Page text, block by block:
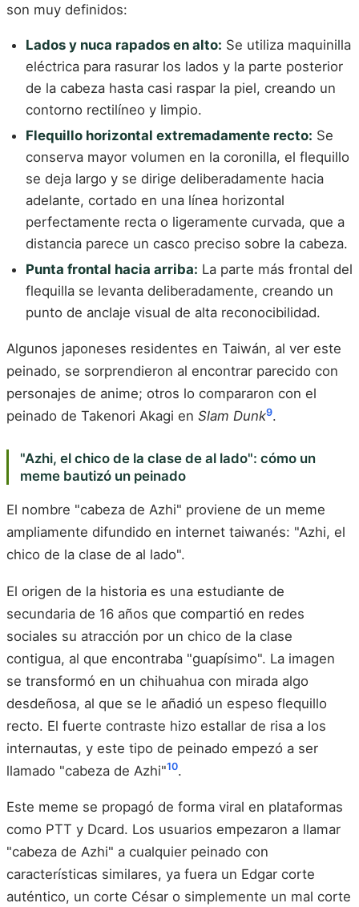
son muy definidos:
Lados y nuca rapados en alto: Se utiliza maquinilla
eléctrica para rasurar los lados y la parte posterior
de la cabeza hasta casi raspar la piel, creando un
contorno rectilíneo y limpio.
Flequillo horizontal extremadamente recto: Se
conserva mayor volumen en la coronilla, el flequillo
se deja largo y se dirige deliberadamente hacia
adelante, cortado en una línea horizontal
perfectamente recta o ligeramente curvada, que a
distancia parece un casco preciso sobre la cabeza.
Punta frontal hacia arriba: La parte más frontal del
flequilla se levanta deliberadamente, creando un
punto de anclaje visual de alta reconocibilidad.
Algunos japoneses residentes en Taiwán, al ver este
peinado, se sorprendieron al encontrar parecido con
personajes de anime; otros lo compararon con el
peinado de Takenori Akagi en Slam Dunk9.
"Azhi, el chico de la clase de al lado": cómo un
meme bautizó un peinado
El nombre "cabeza de Azhi" proviene de un meme
ampliamente difundido en internet taiwanés: "Azhi, el
chico de la clase de al lado".
El origen de la historia es una estudiante de
secundaria de 16 años que compartió en redes
sociales su atracción por un chico de la clase
contigua, al que encontraba "guapísimo". La imagen
se transformó en un chihuahua con mirada algo
desdeñosa, al que se le añadió un espeso flequillo
recto. El fuerte contraste hizo estallar de risa a los
internautas, y este tipo de peinado empezó a ser
llamado "cabeza de Azhi"10.
Este meme se propagó de forma viral en plataformas
como PTT y Dcard. Los usuarios empezaron a llamar
"cabeza de Azhi" a cualquier peinado con
características similares, ya fuera un Edgar corte
auténtico, un corte César o simplemente un mal corte